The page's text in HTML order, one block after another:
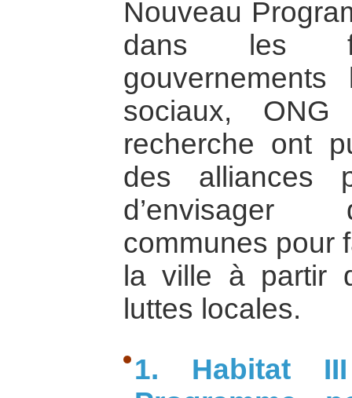
Nouveau
dans les
gouvernements
sociaux,
recherche ont
des alliances
d’envisager
communes pour
la ville à partir
luttes locales.
1. Habitat